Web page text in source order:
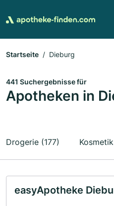
Startseite Dieburg
441 Suchergebnisse für
Apotheken in
Drogerie (177)
easyApotheke